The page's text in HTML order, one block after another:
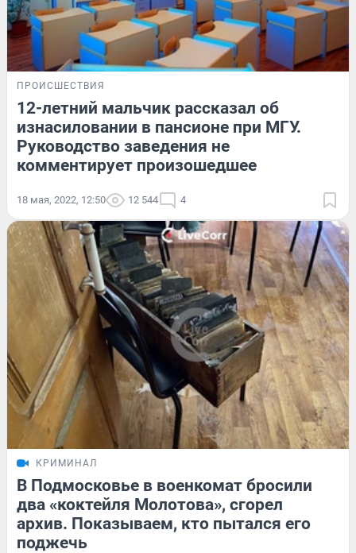
ПРОИСШЕСТВИЯ
12-летний мальчик рассказал об
изнасиловании в пансионе при МГУ.
Руководство заведения не
комментирует произошедшее
18 мая, 2022, 12:50 12 544 4
КРИМИНАЛ
В Подмосковье в военкомат бросили
два «коктейля Молотова», сгорел
архив. Показываем, кто пытался его
поджечь